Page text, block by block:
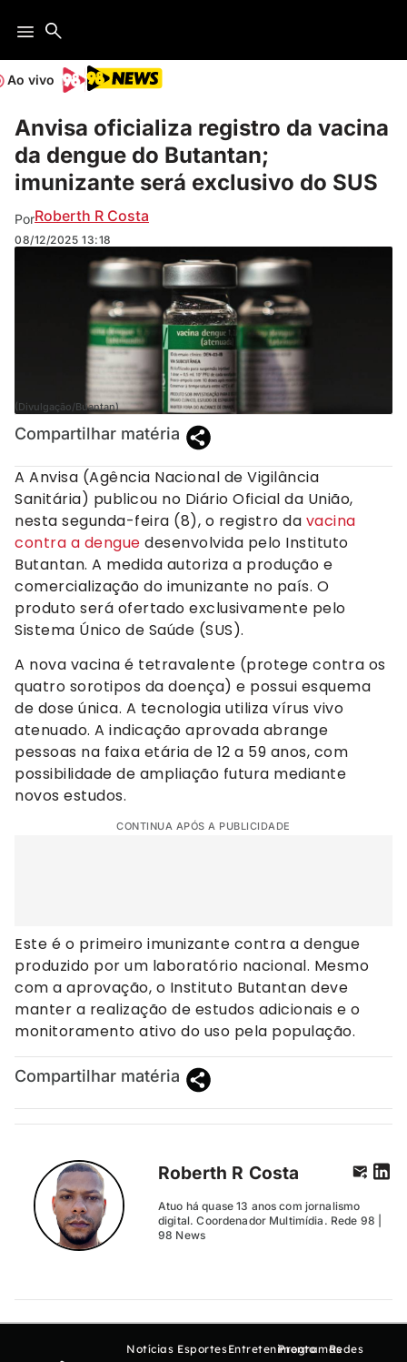
Ao vivo
Anvisa oficializa registro da vacina
da dengue do Butantan;
imunizante será exclusivo do SUS
PorRoberth R Costa
08/12/2025 13:18
(Divulgação/Buantan)
Compartilhar matéria
A Anvisa (Agência Nacional de Vigilância
Sanitária) publicou no Diário Oficial da União,
nesta segunda-feira (8), o registro da vacina
contra a dengue desenvolvida pelo Instituto
Butantan. A medida autoriza a produção e
comercialização do imunizante no país. O
produto será ofertado exclusivamente pelo
Sistema Único de Saúde (SUS).
A nova vacina é tetravalente (protege contra os
quatro sorotipos da doença) e possui esquema
de dose única. A tecnologia utiliza vírus vivo
atenuado. A indicação aprovada abrange
pessoas na faixa etária de 12 a 59 anos, com
possibilidade de ampliação futura mediante
novos estudos.
CONTINUA APÓS A PUBLICIDADE
Este é o primeiro imunizante contra a dengue
produzido por um laboratório nacional. Mesmo
com a aprovação, o Instituto Butantan deve
manter a realização de estudos adicionais e o
monitoramento ativo do uso pela população.
Compartilhar matéria
Roberth R Costa
Atuo há quase 13 anos com jornalismo
digital. Coordenador Multimídia. Rede 98 |
98 News
Notícias EsportesEntretenimento
ProgramasRedes